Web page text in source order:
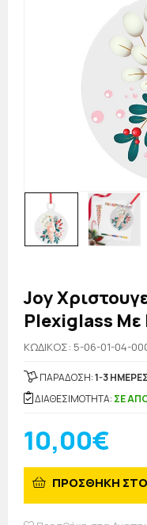
Joy
Plexiglass Με
KΩΔΙΚΟΣ: 5-06-01-04-
ΠΑΡΑΔΟΣΗ:1-3 ΗΜΕΡΕΣ
ΔΙΑΘΕΣΙΜΟΤΗΤΑ: ΣΕ
10,00€
ΠΡΟΣΘΗΚΗ